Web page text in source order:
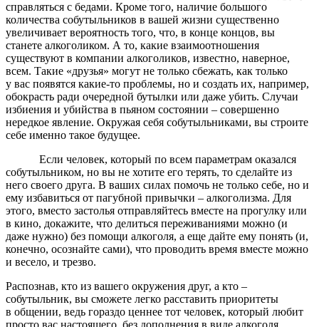
справляться с бедами. Кроме того, наличие большого
количества собутыльников в вашей жизни существенно
увеличивает вероятность того, что, в конце концов, вы
станете алкоголиком. А то, какие взаимоотношения
существуют в компании алкоголиков, известно, наверное,
всем. Такие «друзья» могут не только сбежать, как только
у вас появятся какие-то проблемы, но и создать их, например,
обокрасть ради очередной бутылки или даже убить. Случаи
избиения и убийства в пьяном состоянии – совершенно
нередкое явление. Окружая себя собутыльниками, вы строите
себе именно такое будущее.
Если человек, который по всем параметрам оказался
собутыльником, но вы не хотите его терять, то сделайте из
него своего друга. В ваших силах помочь не только себе, но и
ему избавиться от пагубной привычки – алкоголизма. Для
этого, вместо застолья отправляйтесь вместе на прогулку или
в кино, докажите, что делиться переживаниями можно (и
даже нужно) без помощи алкоголя, а еще дайте ему понять (и,
конечно, осознайте сами), что проводить время вместе можно
и весело, и трезво.
Распознав, кто из вашего окружения друг, а кто –
собутыльник, вы сможете легко расставить приоритеты
в общении, ведь гораздо ценнее тот человек, который любит
просто вас настоящего, без дополнения в виде алкоголя.